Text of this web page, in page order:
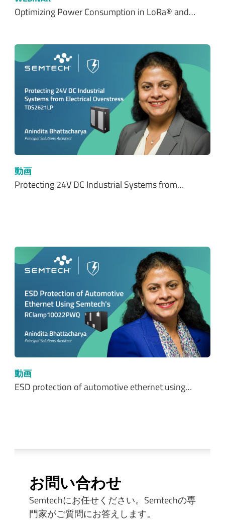
Optimizing Power Consumption in LoRa® and…
動画
Protecting 24V DC Industrial Systems from…
動画
ESD protection of automotive ethernet using…
お問い合わせ
Semtechにお任せください。Semtechの専
門家がご質問にお答えします。